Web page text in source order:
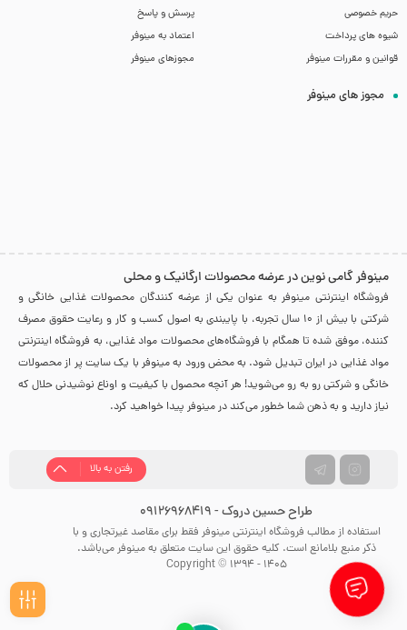
حریم خصوصی
شیوه های پرداخت
قوانین و مقررات مینوفر
پرسش و پاسخ
اعتماد به مینوفر
مجوزهای مینوفر
مجوز های مینوفر
مینوفر گامی نوین در عرضه محصولات ارگانیک و محلی
فروشگاه اینترنتی مینوفر به عنوان یکی از عرضه کنندگان محصولات غذایی خانگی و
شرکتی با بیش از 10 سال تجربه، با پایبندی به اصول کسب و کار و رعایت حقوق مصرف
کننده، موفق شده تا همگام با فروشگاه‌های محصولات مواد غذایی، به فروشگاه اینترنتی
مواد غذایی در ایران تبدیل شود. به محض ورود به مینوفر با یک سایت پر از محصولات
خانگی و شرکتی رو به رو می‌شوید! هر آنچه محصول با کیفیت و اوناع نوشیدنی حلال که
نیاز دارید و به ذهن شما خطور می‌کند در مینوفر پیدا خواهید کرد.
رفتن به بالا
طراح حسین دروک - 09126968419
استفاده از مطالب فروشگاه اینترنتی مینوفر فقط برای مقاصد غیرتجاری و با
ذکر منبع بلامانع است. کلیه حقوق این سایت متعلق به مینوفر می‌باشد.
Copyright © 1394 - 1405